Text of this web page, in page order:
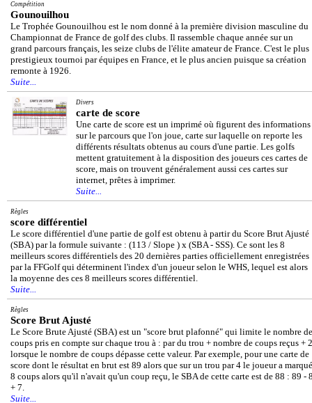
Compétition
Gounouilhou
Le Trophée Gounouilhou est le nom donné à la première division masculine du
Championnat de France de golf des clubs. Il rassemble chaque année sur un
grand parcours français, les seize clubs de l'élite amateur de France. C'est le plus
prestigieux tournoi par équipes en France, et le plus ancien puisque sa création
remonte à 1926.
Suite...
Divers
carte de score
Une carte de score est un imprimé où figurent des informations
sur le parcours que l'on joue, carte sur laquelle on reporte les
différents résultats obtenus au cours d'une partie. Les golfs
mettent gratuitement à la disposition des joueurs ces cartes de
score, mais on trouvent généralement aussi ces cartes sur
internet, prêtes à imprimer.
Suite...
Règles
score différentiel
Le score différentiel d'une partie de golf est obtenu à partir du Score Brut Ajusté
(SBA) par la formule suivante : (113 / Slope ) x (SBA - SSS). Ce sont les 8
meilleurs scores différentiels des 20 dernières parties officiellement enregistrées
par la FFGolf qui déterminent l'index d'un joueur selon le WHS, lequel est alors
la moyenne des ces 8 meilleurs scores différentiel.
Suite...
Règles
Score Brut Ajusté
Le Score Brute Ajusté (SBA) est un "score brut plafonné" qui limite le nombre de
coups pris en compte sur chaque trou à : par du trou + nombre de coups reçus + 2
lorsque le nombre de coups dépasse cette valeur. Par exemple, pour une carte de
score dont le résultat en brut est 89 alors que sur un trou par 4 le joueur a marqué
8 coups alors qu'il n'avait qu'un coup reçu, le SBA de cette carte est de 88 : 89 -
+ 7.
Suite...